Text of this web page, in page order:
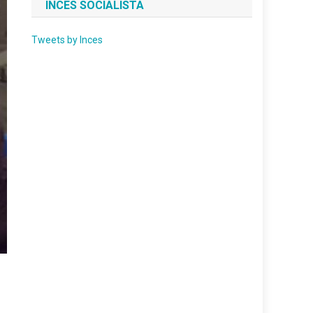
INCES SOCIALISTA
Tweets by Inces